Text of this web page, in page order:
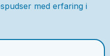
med erfaring i